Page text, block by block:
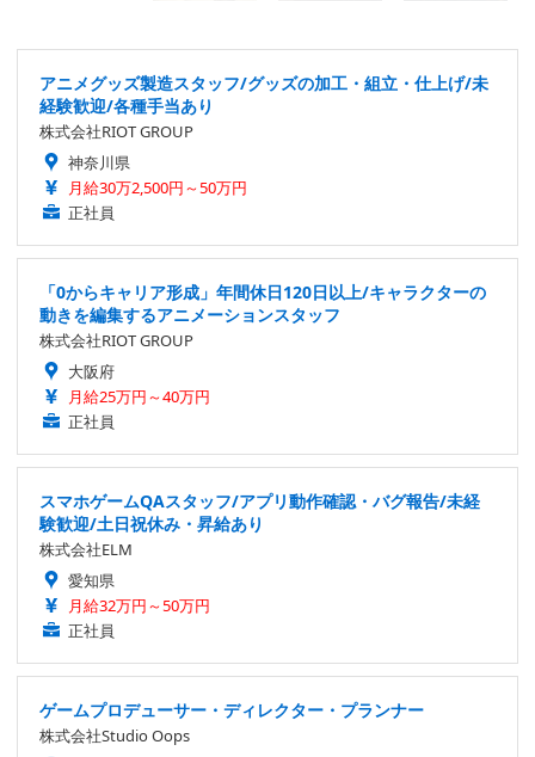
アニメグッズ製造スタッフ/グッズの加工・組立・仕上げ/未
経験歓迎/各種手当あり
株式会社RIOT GROUP
神奈川県
月給30万2,500円～50万円
正社員
「0からキャリア形成」年間休日120日以上/キャラクターの
動きを編集するアニメーションスタッフ
株式会社RIOT GROUP
大阪府
月給25万円～40万円
正社員
スマホゲームQAスタッフ/アプリ動作確認・バグ報告/未経
験歓迎/土日祝休み・昇給あり
株式会社ELM
愛知県
月給32万円～50万円
正社員
ゲームプロデューサー・ディレクター・プランナー
株式会社Studio Oops